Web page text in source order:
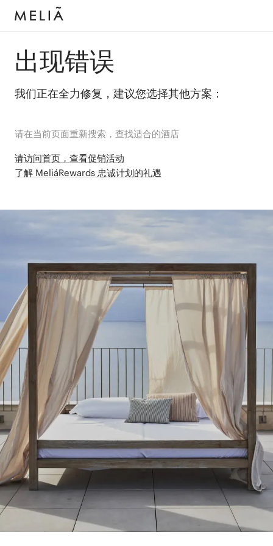
出现错误
我们正在全力修复，建议您选择其他方案：
请在当前页面重新搜索，查找适合的酒店
请访问首页，查看促销活动
了解 MeliáRewards 忠诚计划的礼遇